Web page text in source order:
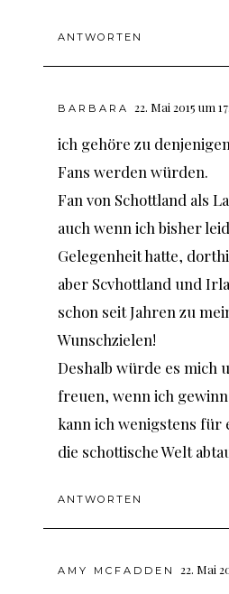
ANTWORTEN
BARBARA 22. Mai 2015 um
ich gehöre zu
Fans werden würden.
Fan von Schottland als
auch wenn ich bisher
Gelegenheit hatte,
aber Scvhottland und
schon seit Jahren zu
Wunschzielen!
Deshalb würde es mich
freuen, wenn ich
kann ich wenigstens für
die schottische Welt
ANTWORTEN
AMY MCFADDEN 22. Mai